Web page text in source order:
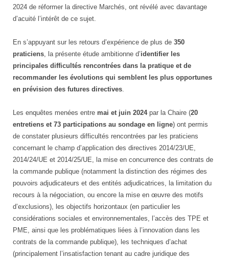
2024 de réformer la directive Marchés, ont révélé avec davantage
d’acuité l’intérêt de ce sujet.
En s’appuyant sur les retours d’expérience de plus de 350
praticiens, la présente étude ambitionne d’identifier les
principales difficultés rencontrées dans la pratique et de
recommander les évolutions qui semblent les plus opportunes
en prévision des futures directives.
Les enquêtes menées entre mai et juin 2024par la Chaire (20
entretiens et 73 participations au sondage en ligne) ont permis
de constater plusieurs difficultés rencontrées par les praticiens
concernant le champ d’application des directives 2014/23/UE,
2014/24/UE et 2014/25/UE, la mise en concurrence des contrats de
la commande publique (notamment la distinction des régimes des
pouvoirs adjudicateurs et des entités adjudicatrices, la limitation du
recours à la négociation, ou encore la mise en œuvre des motifs
d’exclusions), les objectifs horizontaux (en particulier les
considérations sociales et environnementales, l’accès des TPE et
PME, ainsi que les problématiques liées à l’innovation dans les
contrats de la commande publique), les techniques d’achat
(principalement l’insatisfaction tenant au cadre juridique des